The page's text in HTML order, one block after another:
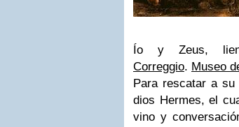
Ío y Zeus,
Correggio. Museo
Para rescatar a
dios Hermes, el
vino y